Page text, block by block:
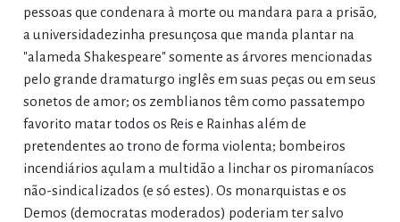
pessoas que condenara à morte ou mandara para a prisão,
a universidadezinha presunçosa que manda plantar na
"alameda Shakespeare" somente as árvores mencionadas
pelo grande dramaturgo inglês em suas peças ou em seus
sonetos de amor; os zemblianos têm como passatempo
favorito matar todos os Reis e Rainhas além de
pretendentes ao trono de forma violenta; bombeiros
incendiários açulam a multidão a linchar os piromaníacos
não-sindicalizados (e só estes). Os monarquistas e os
Demos (democratas moderados) poderiam ter salvo